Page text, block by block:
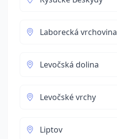
Laborecká vrchovina
Levočská dolina
Levočské vrchy
Liptov